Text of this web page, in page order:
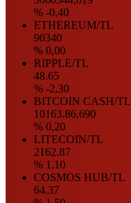
% -0,40
ETHEREUM/TL
90340
% 0,00
RIPPLE/TL
48.65
% -2,30
BITCOIN CASH/TL
10163.86,690
% 0,20
LITECOIN/TL
2162.87
% 1,10
COSMOS HUB/TL
64.37